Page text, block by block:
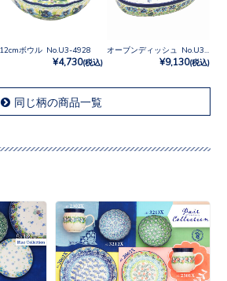
12cmボウル No.U3-4928
¥4,730(税込) ¥9,130(税込)
同じ柄の商品一覧